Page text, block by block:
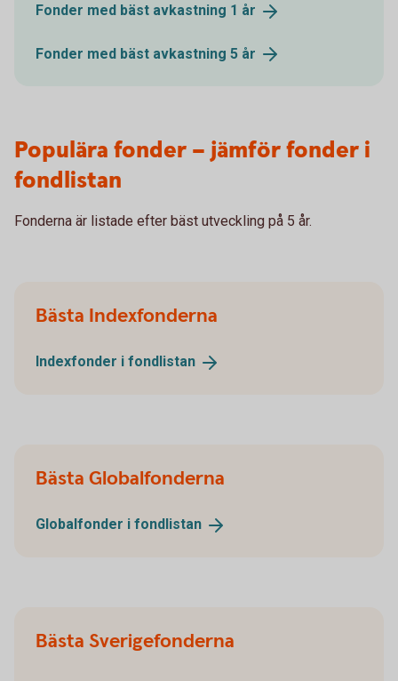
Fonder med bäst avkastning 1 år
Fonder med bäst avkastning 5 år
Populära fonder – jämför fonder i
fondlistan
Fonderna är listade efter bäst utveckling på 5 år.
Bästa Indexfonderna
Indexfonder i fondlistan
Bästa Globalfonderna
Globalfonder i fondlistan
Bästa Sverigefonderna